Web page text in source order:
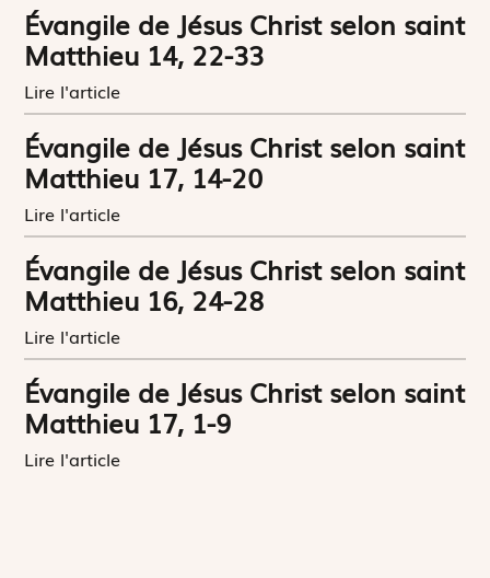
Évangile de Jésus Christ selon saint
Matthieu 14, 22-33
Lire l'article
Évangile de Jésus Christ selon saint
Matthieu 17, 14-20
Lire l'article
Évangile de Jésus Christ selon saint
Matthieu 16, 24-28
Lire l'article
Évangile de Jésus Christ selon saint
Matthieu 17, 1-9
Lire l'article